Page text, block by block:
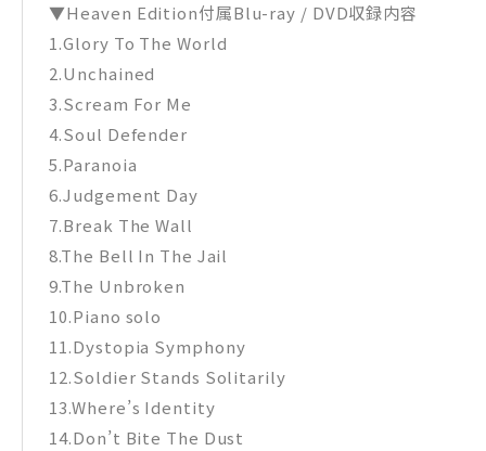
▼Heaven Edition付属Blu-ray / DVD収録内容
1.Glory To The World
2.Unchained
3.Scream For Me
4.Soul Defender
5.Paranoia
6.Judgement Day
7.Break The Wall
8.The Bell In The Jail
9.The Unbroken
10.Piano solo
11.Dystopia Symphony
12.Soldier Stands Solitarily
13.Where’s Identity
14.Don’t Bite The Dust